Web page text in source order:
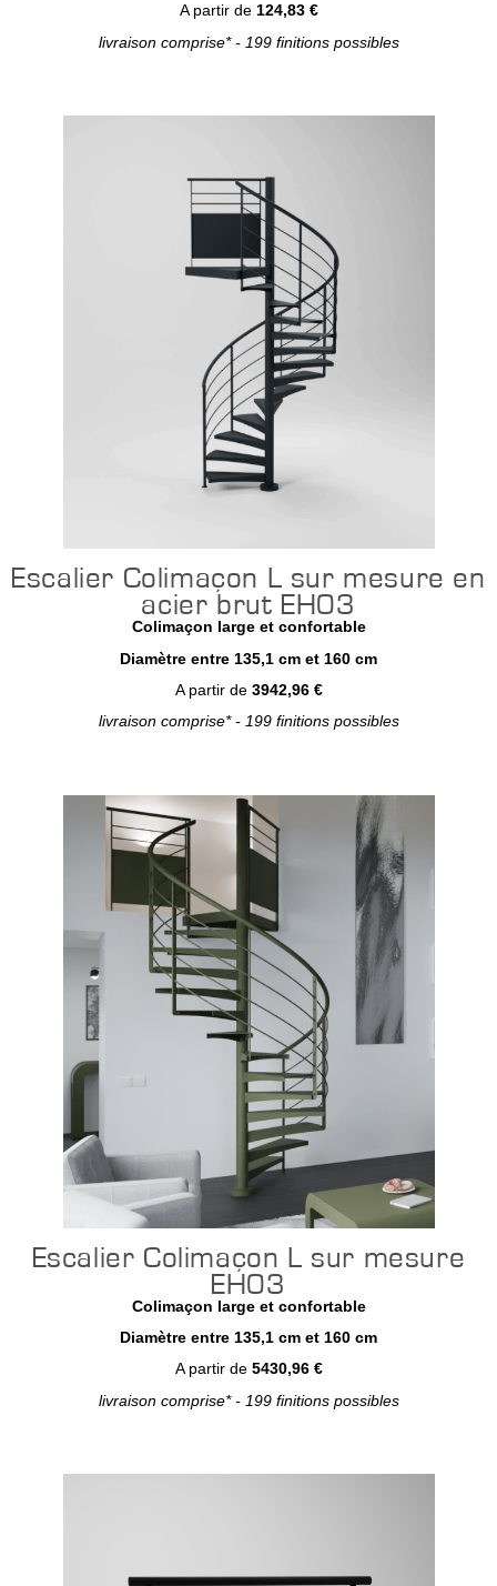
A partir de 124,83 €
livraison comprise* - 199 finitions possibles
Escalier Colimaçon L sur mesure en
acier brut EH03
Colimaçon large et confortable
Diamètre entre 135,1 cm et 160 cm
A partir de 3942,96 €
livraison comprise* - 199 finitions possibles
Configurer
Escalier Colimaçon L sur mesure
EH03
Colimaçon large et confortable
Diamètre entre 135,1 cm et 160 cm
A partir de 5430,96 €
livraison comprise* - 199 finitions possibles